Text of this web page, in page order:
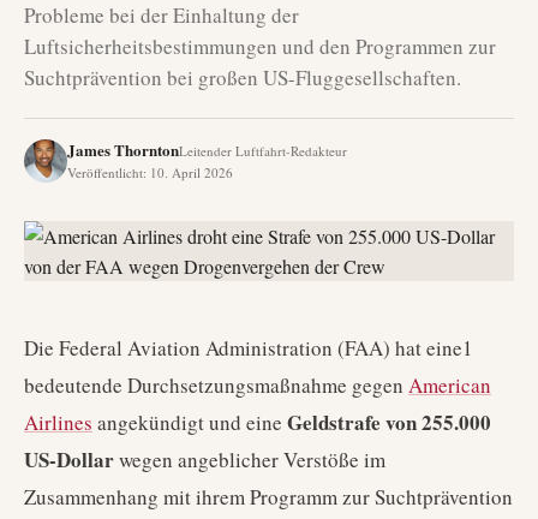
Probleme bei der Einhaltung der
Luftsicherheitsbestimmungen und den Programmen zur
Suchtprävention bei großen US-Fluggesellschaften.
James ThorntonLeitender Luftfahrt-Redakteur
Veröffentlicht: 10. April 2026
Die Federal Aviation Administration (FAA) hat eine1
bedeutende Durchsetzungsmaßnahme gegen American
Airlines angekündigt und eine Geldstrafe von 255.000
US-Dollarwegen angeblicher Verstöße im
Zusammenhang mit ihrem Programm zur Suchtprävention